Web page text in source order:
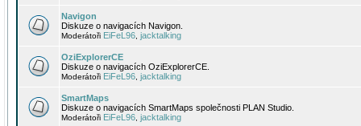
Navigon
Diskuze o navigacích Navigon.
Moderátoři EiFeL96 jacktalking
OziExplorerCE
Diskuze o navigacích OziExplorerCE.
Moderátoři EiFeL96 jacktalking
SmartMaps
Diskuze o navigacích SmartMaps společnosti PLAN Studio.
Moderátoři EiFeL96 jacktalking